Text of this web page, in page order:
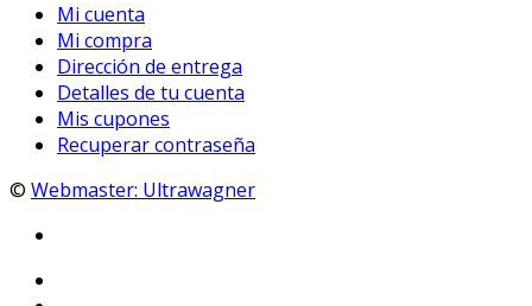
Mi cuenta
Mi compra
Dirección de entrega
Detalles de tu cuenta
Mis cupones
Recuperar contraseña
© Webmaster: Ultrawagner